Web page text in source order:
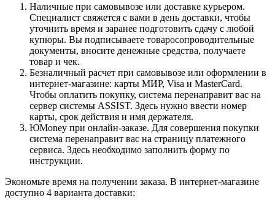
Наличные при самовывозе или доставке курьером.
Специалист свяжется с вами в день доставки, чтобы
уточнить время и заранее подготовить сдачу с любой
купюры. Вы подписываете товаросопроводительные
документы, вносите денежные средства, получаете
товар и чек.
Безналичный расчет при самовывозе или оформлении в
интернет-магазине: карты МИР, Visa и MasterCard.
Чтобы оплатить покупку, система перенаправит вас на
сервер системы ASSIST. Здесь нужно ввести номер
карты, срок действия и имя держателя.
ЮMoney при онлайн-заказе. Для совершения покупки
система перенаправит вас на страницу платежного
сервиса. Здесь необходимо заполнить форму по
инструкции.
Экономьте время на получении заказа. В интернет-магазине
доступно 4 варианта доставки: